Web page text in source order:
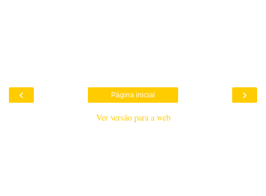
‹ ›
Página inicial
Ver versão para a web